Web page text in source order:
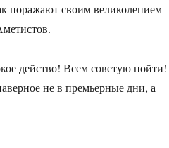
поражают своим великолепием
действо! Всем советую пойти!
не в премьерные дни, а